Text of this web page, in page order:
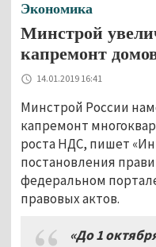
Экономика
Минстрой
капремонт
14.01.2019 16:41
Минстрой России
капремонт
роста НДС, пишет
постановления
федеральном
правовых актов.
«До 1